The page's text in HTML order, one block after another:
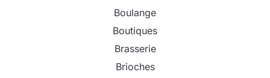
Boulange
Boutiques
Brasserie
Brioches